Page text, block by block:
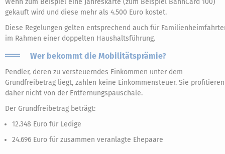
Wenn zum Beispiel eine Jahreskarte (zum Beispiel BahnCard 100)
gekauft wird und diese mehr als 4.500 Euro kostet.
Diese Regelungen gelten entsprechend auch für
im Rahmen einer doppelten Haushaltsführung.
Wer bekommt die Mobilitätsprämie?
Pendler, deren zu versteuerndes Einkommen unter dem
Grundfreibetrag liegt, zahlen keine Einkommensteuer. Sie profitieren
daher nicht von der Entfernungspauschale.
Der Grundfreibetrag beträgt:
12.348 Euro für Ledige
24.696 Euro für zusammen veranlagte Ehepaare